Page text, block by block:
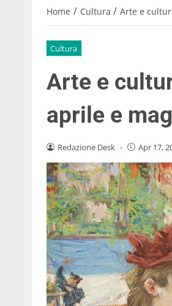
Home / Cultura / Arte e
Cultura
Arte e
aprile e
Redazione Desk - Apr 17,